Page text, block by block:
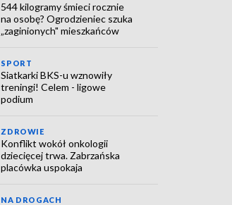
544 kilogramy śmieci rocznie
na osobę? Ogrodzieniec szuka
„zaginionych" mieszkańców
SPORT
Siatkarki BKS-u wznowiły
treningi! Celem - ligowe
podium
ZDROWIE
Konflikt wokół onkologii
dziecięcej trwa. Zabrzańska
placówka uspokaja
NA DROGACH